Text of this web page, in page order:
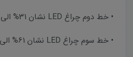
• خط دوم چراغ LED نشان 31% الی 60 % شارژ باتری
• خط سوم چراغ LED نشان 61% الی 90% شارژ باتری